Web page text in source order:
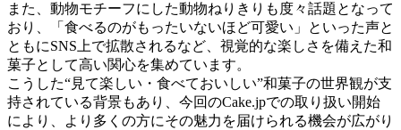
また、動物モチーフにした動物ねりきりも度々話題となって
おり、「食べるのがもったいないほど可愛い」といった声と
ともにSNS上で拡散されるなど、視覚的な楽しさを備えた和
菓子として高い関心を集めています。
こうした“見て楽しい・食べておいしい”和菓子の世界観が支
持されている背景もあり、今回のCake.jpでの取り扱い開始
により、より多くの方にその魅力を届けられる機会が広がり